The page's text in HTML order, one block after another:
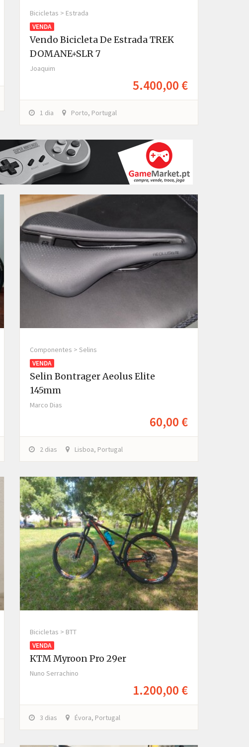
Bicicletas > Estrada
VENDA
Vendo Bicicleta De Estrada TREK
DOMANE+SLR 7
Joaquim
5.400,00 €
1 dia Porto, Portugal
Componentes > Selins
VENDA
Selin Bontrager Aeolus Elite
145mm
Marco Dias
60,00 €
2 dias Lisboa, Portugal
Bicicletas > BTT
VENDA
KTM Myroon Pro 29er
Nuno Serrachino
1.200,00 €
3 dias Évora, Portugal